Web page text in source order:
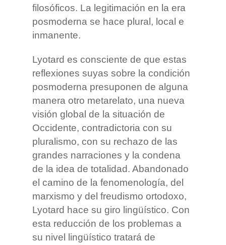
filosóficos. La legitimación en la era
posmoderna se hace plural, local e
inmanente.
Lyotard es consciente de que estas
reflexiones suyas sobre la condición
posmoderna presuponen de alguna
manera otro metarelato, una nueva
visión global de la situación de
Occidente, contradictoria con su
pluralismo, con su rechazo de las
grandes narraciones y la condena
de la idea de totalidad. Abandonado
el camino de la fenomenología, del
marxismo y del freudismo ortodoxo,
Lyotard hace su giro lingüístico. Con
esta reducción de los problemas a
su nivel lingüístico tratará de